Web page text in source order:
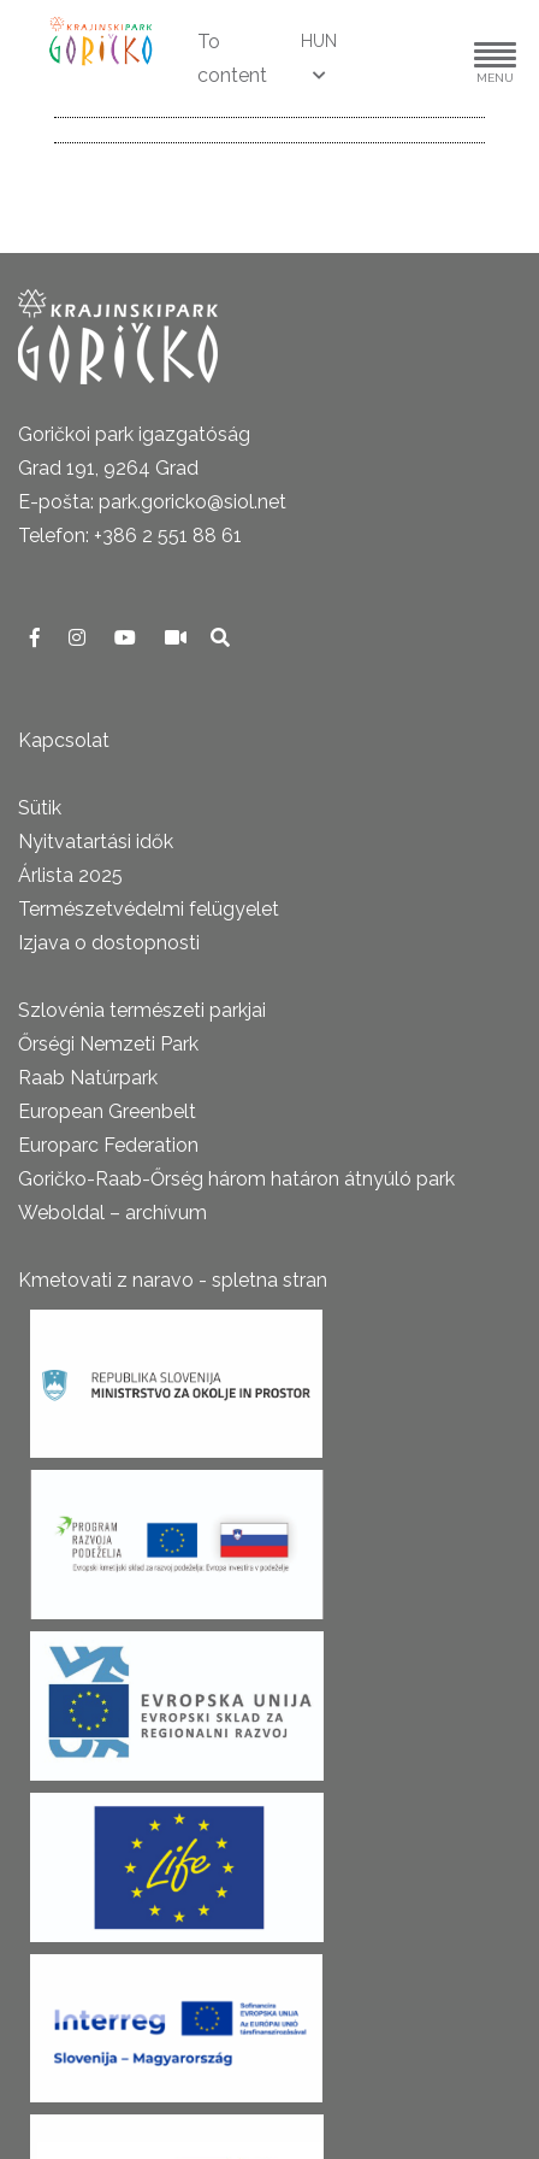
To
content
HUN
MENU
Goričkoi park igazgatóság
Grad 191, 9264 Grad
E-pošta: park.goricko@siol.net
Telefon: +386 2 551 88 61
Kapcsolat
Sütik
Nyitvatartási idők
Árlista 2025
Természetvédelmi felügyelet
Izjava o dostopnosti
Szlovénia természeti parkjai
Őrségi Nemzeti Park
Raab Natúrpark
European Greenbelt
Europarc Federation
Goričko-Raab-Őrség három határon átnyúló park
Weboldal – archívum
Kmetovati z naravo - spletna stran